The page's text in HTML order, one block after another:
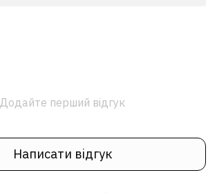
Додайте перший відгук
Написати відгук